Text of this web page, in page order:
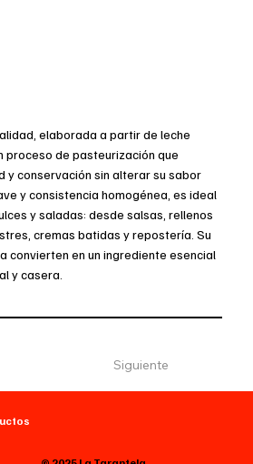
elaborada a partir de leche
proceso de pasteurización que
y conservación sin alterar su sabor
y consistencia homogénea, es ideal
y saladas: desde salsas, rellenos
cremas batidas y repostería. Su
convierten en un ingrediente esencial
y casera.
Siguiente